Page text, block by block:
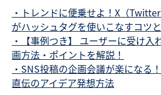
・トレンドに便乗せよ！X（
がハッシュタグを使いこなすコツ
・【事例つき】 ユーザーに受け入
画方法・ポイントを解説！
・SNS投稿の企画会議が楽になる
直伝のアイデア発想方法